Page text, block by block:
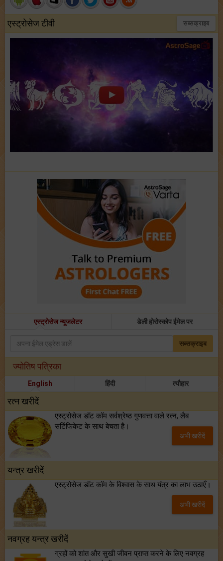
एस्ट्रोसेज टीवी सब्सक्राइब
एस्ट्रोसेज न्यूजलेटर डेली होरोस्कोप ईमेल पर
सब्सक्राइब
ज्योतिष पत्रिका
English हिंदी त्यौहार
रत्न खरीदें
एस्ट्रोसेज डॉट कॉम सर्वश्रेष्ठ गुणवत्ता वाले रत्न, लैब
सर्टिफिकेट के साथ बेचता है।
अभी खरीदें
यन्त्र खरीदें
एस्ट्रोसेज डॉट कॉम के विश्वास के साथ यंत्र का लाभ उठाएँ।
अभी खरीदें
नवग्रह यन्त्र खरीदें
ग्रहों को शांत और सुखी जीवन प्राप्त करने के लिए नवग्रह